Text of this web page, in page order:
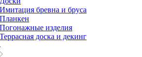
Имитация бревна и бруса
Планкен
Погонажные изделия
Террасная доска и декинг